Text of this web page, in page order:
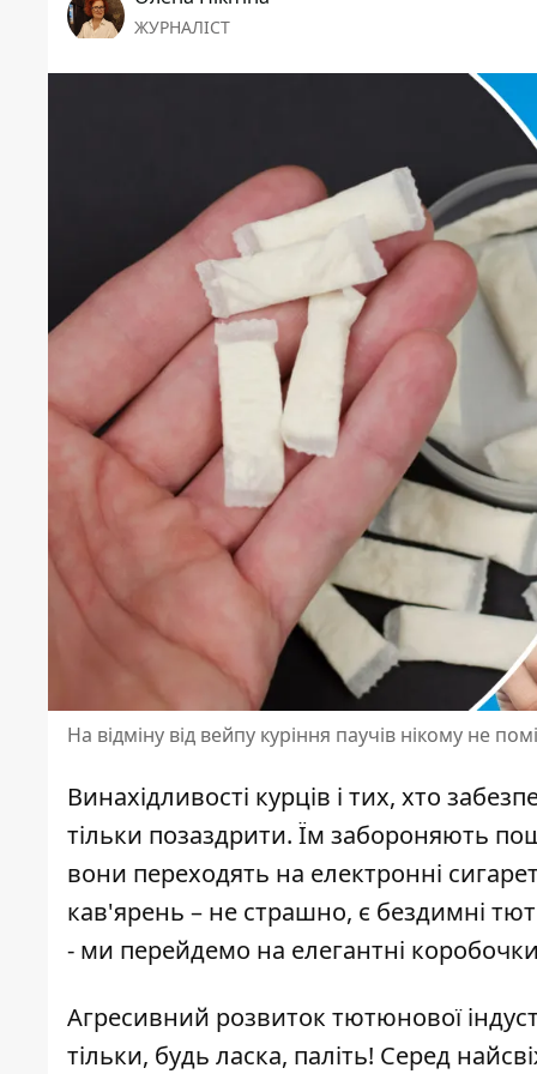
ЖУРНАЛІСТ
На відміну від вейпу куріння паучів нікому не
Винахідливості курців і тих, хто
тільки позаздрити. Їм забороняють
вони переходять на електронні
кав'ярень – не страшно, є бездимні
- ми перейдемо на елегантні
Агресивний розвиток тютюнової
тільки, будь ласка, паліть! Серед